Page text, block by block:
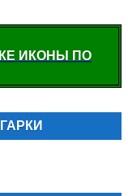
ИКОНЫ ПО